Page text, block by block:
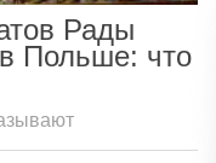
Рады
Польше: что